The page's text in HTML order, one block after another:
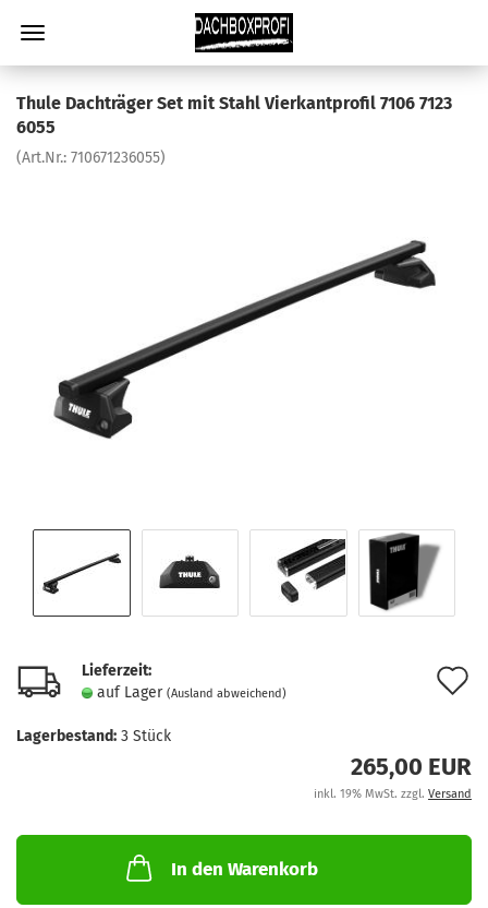
Thule Dachträger Set mit Stahl Vierkantprofil 7106 7123
6055
(Art.Nr.: 710671236055)
Lieferzeit:
auf Lager (Ausland abweichend)
Lagerbestand: 3 Stück
265,00 EUR
inkl. 19% MwSt. zzgl. Versand
In den Warenkorb